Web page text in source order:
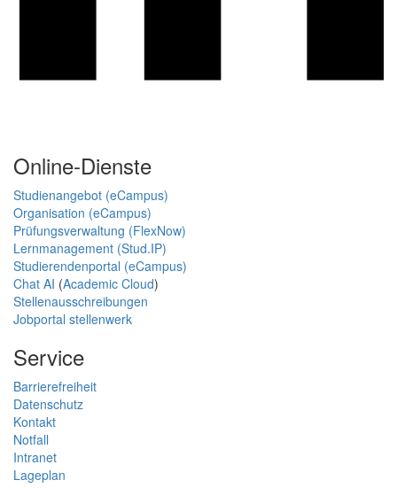
Online-Dienste
Studienangebot (eCampus)
Organisation (eCampus)
Prüfungsverwaltung (FlexNow)
Lernmanagement (Stud.IP)
Studierendenportal (eCampus)
Chat AI (Academic Cloud)
Stellenausschreibungen
Jobportal stellenwerk
Service
Barrierefreiheit
Datenschutz
Kontakt
Notfall
Intranet
Lageplan